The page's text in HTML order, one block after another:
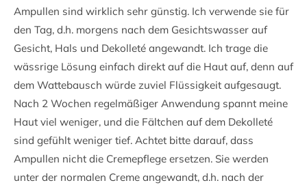
Ampullen sind wirklich sehr günstig. Ich verwende sie für
den Tag, d.h. morgens nach dem Gesichtswasser auf
Gesicht, Hals und Dekolleté angewandt. Ich trage die
wässrige Lösung einfach direkt auf die Haut auf, denn auf
dem Wattebausch würde zuviel Flüssigkeit aufgesaugt.
Nach 2 Wochen regelmäßiger Anwendung spannt meine
Haut viel weniger, und die Fältchen auf dem Dekolleté
sind gefühlt weniger tief. Achtet bitte darauf, dass
Ampullen nicht die Cremepflege ersetzen. Sie werden
unter der normalen Creme angewandt, d.h. nach der